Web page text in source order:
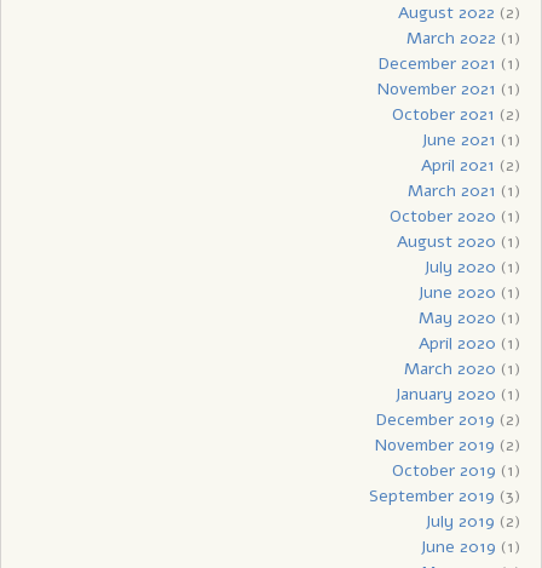
August 2022 (2)
March 2022 (1)
December 2021 (1)
November 2021 (1)
October 2021 (2)
June 2021 (1)
April 2021 (2)
March 2021 (1)
October 2020 (1)
August 2020 (1)
July 2020 (1)
June 2020 (1)
May 2020 (1)
April 2020 (1)
March 2020 (1)
January 2020 (1)
December 2019 (2)
November 2019 (2)
October 2019 (1)
September 2019 (3)
July 2019 (2)
June 2019 (1)